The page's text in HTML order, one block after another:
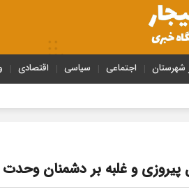
شهرستان اجتماعی سیاسی اقتصادی
پیروزی و غلبه بر دشمنان